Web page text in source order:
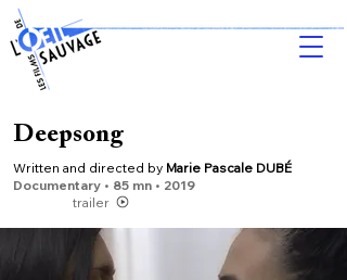
trailer
Deepsong
Written and directed by Marie Pascale DUBÉ
Documentary • 85 mn • 2019